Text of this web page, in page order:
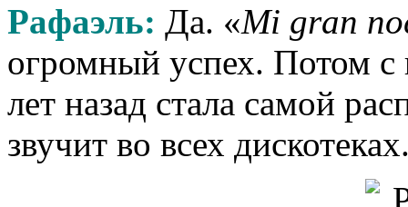
Рафаэль: Да. «Mi gran
огромный успех. Потом с
лет назад стала самой
звучит во всех